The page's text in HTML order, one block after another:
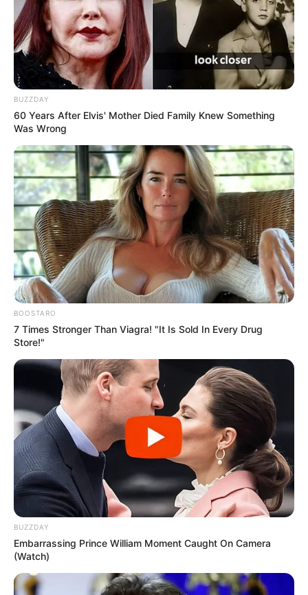
BUZZDAY
60 Years After Elvis' Mother Died Family Knew Something
Was Wrong
BOOSTARO
7 Times Stronger Than Viagra! "It Is Sold In Every Drug
Store!"
BUZZDAY
Embarrassing Prince William Moment Caught On Camera
(Watch)